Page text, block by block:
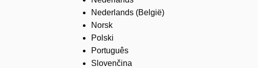
Nederlands (België)
Norsk
Polski
Português
Slovenčina